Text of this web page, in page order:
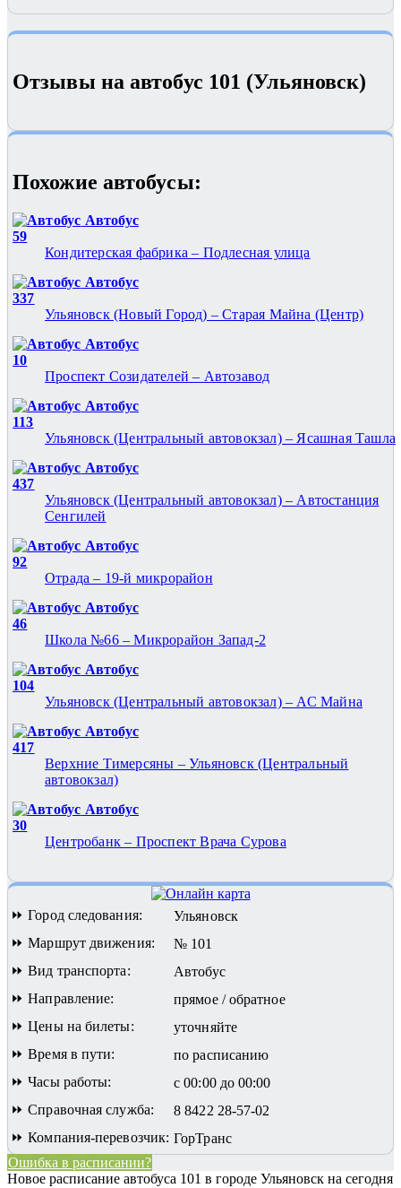
Отзывы на автобус 101 (Ульяновск)
Похожие автобуcы:
Автобус
59
Кондитерская фабрика – Подлесная улица
Автобус
337
Ульяновск (Новый Город) – Старая Майна (Центр)
Автобус
10
Проспект Созидателей – Автозавод
Автобус
113
Ульяновск (Центральный автовокзал) – Ясашная Ташла
Автобус
437
Ульяновск (Центральный автовокзал) – Автостанция
Сенгилей
Автобус
92
Отрада – 19-й микрорайон
Автобус
46
Школа №66 – Микрорайон Запад-2
Автобус
104
Ульяновск (Центральный автовокзал) – АС Майна
Автобус
417
Верхние Тимерсяны – Ульяновск (Центральный
автовокзал)
Автобус
30
Центробанк – Проспект Врача Сурова
⏩ Город следования:
Ульяновск
⏩ Маршрут движения:
№ 101
⏩ Вид транспорта:
Автобус
⏩ Направление:
прямое / обратное
⏩ Цены на билеты:
уточняйте
⏩ Время в пути:
по расписанию
⏩ Часы работы:
с 00:00 до 00:00
⏩ Справочная служба:
8 8422 28-57-02
⏩ Компания-перевозчик: ГорТранс
Ошибка в расписании?
Новое расписание автобуса 101 в городе Ульяновск на сегодня